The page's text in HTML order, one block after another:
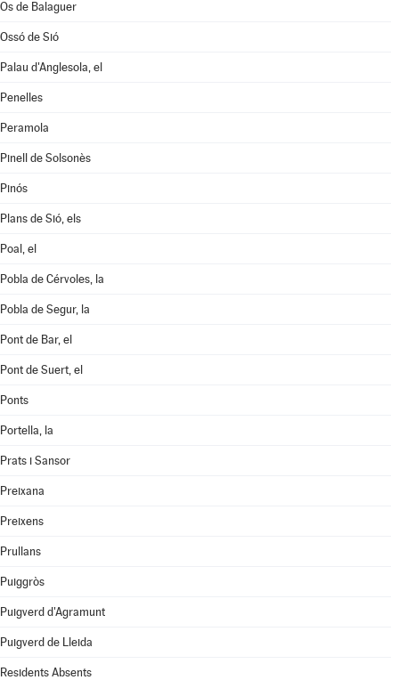
Os de Balaguer
Ossó de Sió
Palau d'Anglesola, el
Penelles
Peramola
Pinell de Solsonès
Pinós
Plans de Sió, els
Poal, el
Pobla de Cérvoles, la
Pobla de Segur, la
Pont de Bar, el
Pont de Suert, el
Ponts
Portella, la
Prats i Sansor
Preixana
Preixens
Prullans
Puiggròs
Puigverd d'Agramunt
Puigverd de Lleida
Residents Absents